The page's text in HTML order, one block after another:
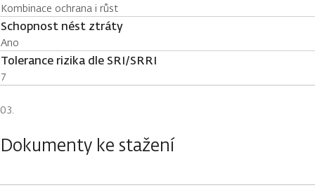
Kombinace ochrana i růst
Schopnost nést ztráty
Ano
Tolerance rizika dle SRI/SRRI
7
Dokumenty ke stažení